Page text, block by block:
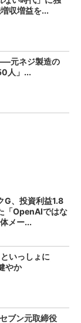
収増益を...
元ネジ製造の
人」...
G、投資利益1.8
「OpenAIではな
メー...
いっしょに
やか
ブン元取締役